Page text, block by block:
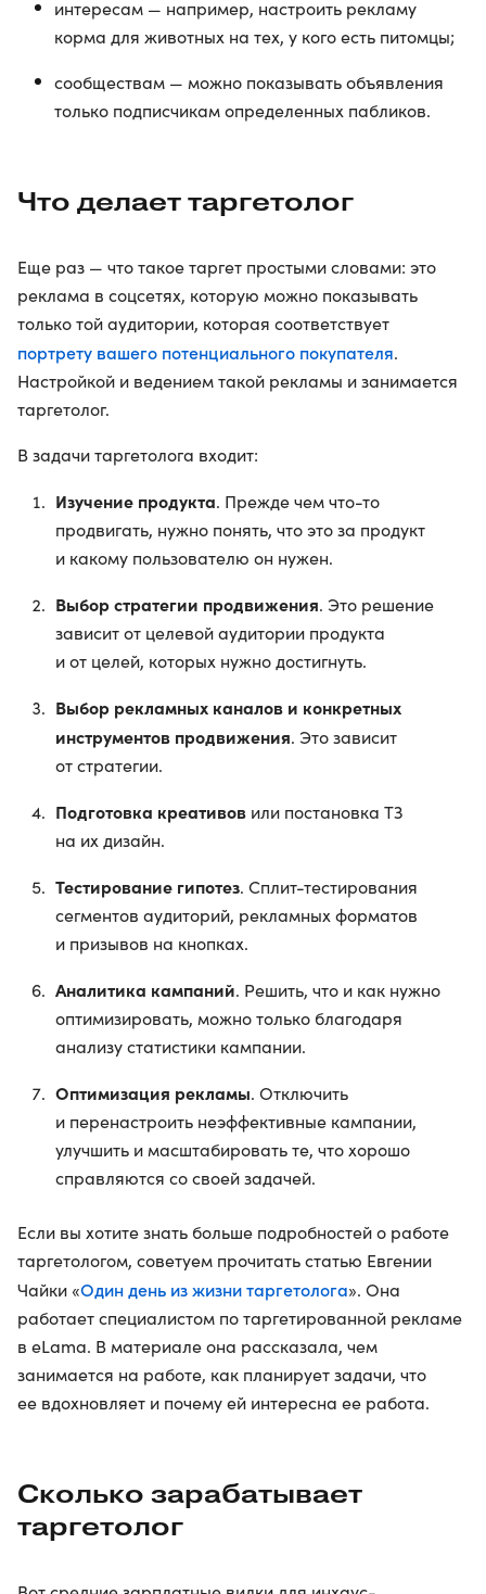
интересам — например, настроить рекламу
корма для животных на тех, у кого есть питомцы;
сообществам — можно показывать объявления
только подписчикам определенных пабликов.
Что делает таргетолог
Еще раз — что такое таргет простыми словами: это
реклама в соцсетях, которую можно показывать
только той аудитории, которая соответствует
портрету вашего потенциального покупателя.
Настройкой и ведением такой рекламы и занимается
таргетолог.
В задачи таргетолога входит:
Изучение продукта. Прежде чем что-то
продвигать, нужно понять, что это за продукт
и какому пользователю он нужен.
Выбор стратегии продвижения. Это решение
зависит от целевой аудитории продукта
и от целей, которых нужно достигнуть.
Выбор рекламных каналов и конкретных
инструментов продвижения. Это зависит
от стратегии.
Подготовка креативов или постановка ТЗ
на их дизайн.
Тестирование гипотез. Сплит-тестирования
сегментов аудиторий, рекламных форматов
и призывов на кнопках.
Аналитика кампаний. Решить, что и как нужно
оптимизировать, можно только благодаря
анализу статистики кампании.
Оптимизация рекламы. Отключить
и перенастроить неэффективные кампании,
улучшить и масштабировать те, что хорошо
справляются со своей задачей.
Если вы хотите знать больше подробностей о работе
таргетологом, советуем прочитать статью Евгении
Чайки «Один день из жизни таргетолога». Она
работает специалистом по таргетированной рекламе
в eLama. В материале она рассказала, чем
занимается на работе, как планирует задачи, что
ее вдохновляет и почему ей интересна ее работа.
Сколько зарабатывает
таргетолог